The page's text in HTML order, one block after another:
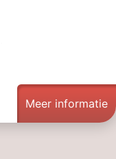
Meer informatie